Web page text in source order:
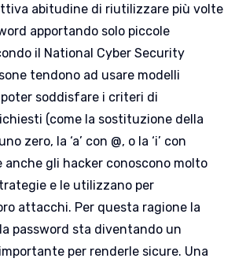
abitudine di riutilizzare più volte
apportando solo piccole
il National Cyber ​​Security
tendono ad usare modelli
soddisfare i criteri di
(come la sostituzione della
zero, la ‘a’ con @, o la ‘i’ con
anche gli hacker conoscono molto
e le utilizzano per
attacchi. Per questa ragione la
password sta diventando un
per renderle sicure. Una